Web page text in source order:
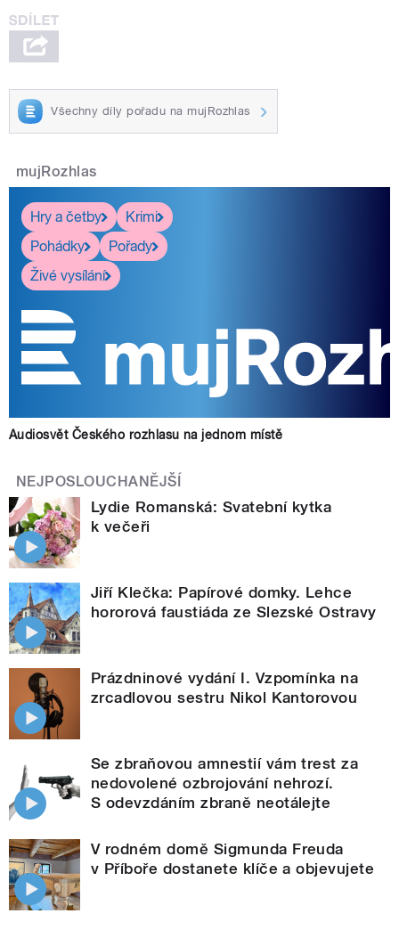
Všechny díly pořadu na mujRozhlas
mujRozhlas
Hry a četby
Krimi
Pohádky
Pořady
Živé vysílání
Audiosvět Českého rozhlasu na jednom místě
NEJPOSLOUCHANĚJŠÍ
Lydie Romanská: Svatební kytka
k večeři
Jiří Klečka: Papírové domky. Lehce
hororová faustiáda ze Slezské Ostravy
Prázdninové vydání I. Vzpomínka na
zrcadlovou sestru Nikol Kantorovou
Se zbraňovou amnestií vám trest za
nedovolené ozbrojování nehrozí.
S odevzdáním zbraně neotálejte
V rodném domě Sigmunda Freuda
v Příboře dostanete klíče a objevujete